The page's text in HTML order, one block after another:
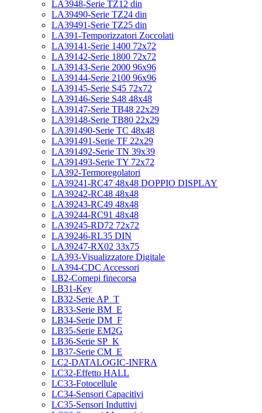
LA3948-Serie TZ12 din
LA39490-Serie TZ24 din
LA39491-Serie TZ25 din
LA391-Temporizzatori Zoccolati
LA39141-Serie 1400 72x72
LA39142-Serie 1800 72x72
LA39143-Serie 2000 96x96
LA39144-Serie 2100 96x96
LA39145-Serie S45 72x72
LA39146-Serie S48 48x48
LA39147-Serie TB48 22x29
LA39148-Serie TB80 22x29
LA391490-Serie TC 48x48
LA391491-Serie TF 22x29
LA391492-Serie TN 39x39
LA391493-Serie TY 72x72
LA392-Termoregolatori
LA39241-RC47 48x48 DOPPIO DISPLAY
LA39242-RC48 48x48
LA39243-RC49 48x48
LA39244-RC91 48x48
LA39245-RD72 72x72
LA39246-RL35 DIN
LA39247-RX02 33x75
LA393-Visualizzatore Digitale
LA394-CDC Accessori
LB2-Comepi finecorsa
LB31-Key
LB32-Serie AP_T
LB33-Serie BM_E
LB34-Serie DM_F
LB35-Serie EM2G
LB36-Serie SP_K
LB37-Serie CM_E
LC2-DATALOGIC-INFRA
LC32-Effetto HALL
LC33-Fotocellule
LC34-Sensori Capacitivi
LC35-Sensori Induttivi